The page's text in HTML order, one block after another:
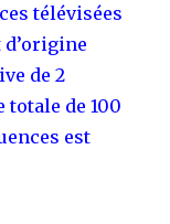
télévisées
de 2
de 100
est